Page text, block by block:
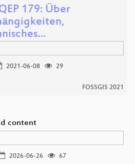
179: Über
2021-06-08
29
FOSSGIS 2021
content
2026-06-26
67